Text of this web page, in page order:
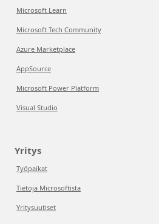
Microsoft Learn
Microsoft Tech Community
Azure Marketplace
AppSource
Microsoft Power Platform
Visual Studio
Yritys
Työpaikat
Tietoja Microsoftista
Yritysuutiset